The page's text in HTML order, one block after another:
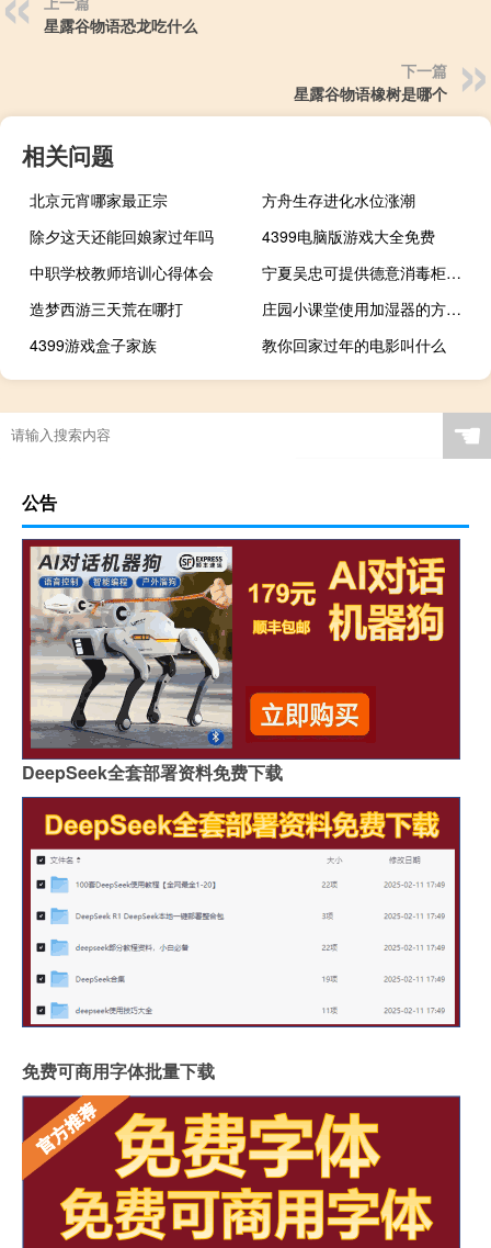
星露谷物语恐龙吃什么
下一篇
星露谷物语橡树是哪个
相关问题
北京元宵哪家最正宗
方舟生存进化水位涨潮
除夕这天还能回娘家过年吗
4399电脑版游戏大全免费
中职学校教师培训心得体会
宁夏吴忠可提供德意消毒柜维修服务地址在哪
造梦西游三天荒在哪打
庄园小课堂使用加湿器的方法（下面使用加湿器的方法蚂蚁庄园）
4399游戏盒子家族
教你回家过年的电影叫什么
☚
公告
DeepSeek全套部署资料免费下载
免费可商用字体批量下载